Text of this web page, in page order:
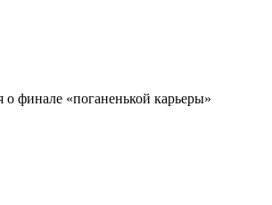
о финале «поганенькой карьеры»